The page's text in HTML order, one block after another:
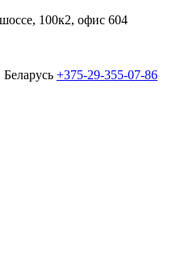
100к2, офис 604
+375-29-355-07-86